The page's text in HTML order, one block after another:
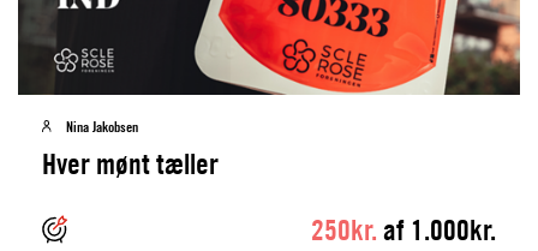
Nina Jakobsen
Hver mønt tæller
250kr. af 1.000kr.